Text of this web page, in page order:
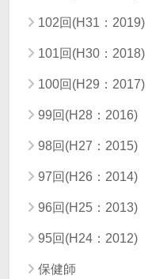
102回(H31：2019)
101回(H30：2018)
100回(H29：2017)
99回(H28：2016)
98回(H27：2015)
97回(H26：2014)
96回(H25：2013)
95回(H24：2012)
保健師